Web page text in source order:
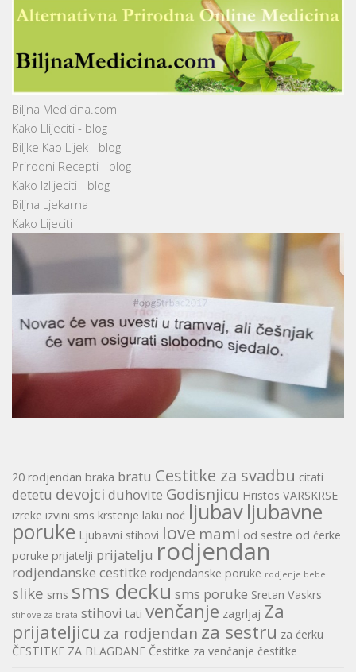
Biljna Medicina.com
Kako Llijeciti - blog
Biljke Kao Lijek - blog
Prirodni Recepti - blog
Kako Izlijeciti - blog
Biljna Ljekarna
Kako Lijeciti
20 rodjendan braka bratu Cestitke za svadbu citati
detetu devojci duhovite Godisnjicu Hristos VARSKRSE
izreke izvini sms krstenje laku noć ljubavljubavne
poruke Ljubavni stihovi love mami od sestre od ćerke
poruke prijatelji prijatelju rodjendan
rodjendanske cestitke rodjendanske poruke rodjenje bebe
slike sms sms decku sms poruke Sretan Vaskrs
stihove za brata stihovi tati venčanje zagrljaj Za
prijateljicu za rodjendan za sestru za ćerku
ČESTITKE ZA BLAGDANE Čestitke za venčanje čestitke